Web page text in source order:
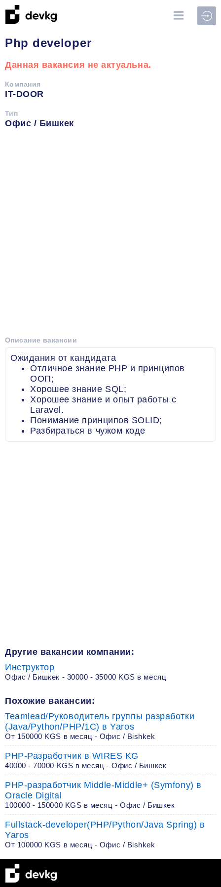
Php developer
Данная вакансия не актуальна.
Компания
IT-DOOR
Тип
Офис / Бишкек
Описание вакансии
Ожидания от кандидата
Отличное знание PHP и принципов
ООП;
Хорошее знание SQL;
Хорошее знание и опыт работы с
Laravel.
Понимание принципов SOLID;
Разбираться в чужом коде
Похожие вакансии:
Teamlead/Руководитель группы разработки
(Java/Python/PHP/1C) в Yaros
От 150000 KGS в месяц - Офис / Bishkek
PHP-Разработчик в WIRES KG
40000 - 70000 KGS в месяц - Офис / Бишкек
PHP-разработчик Middle-Middle+ (Symfony) в
Oracle Digital
100000 - 150000 KGS в месяц - Офис / Бишкек
Fullstack-developer(PHP/Python/Java Spring) в
Yaros
От 100000 KGS в месяц - Офис / Bishkek
Другие вакансии компании:
Инструктор
Офис / Бишкек - 30000 - 35000 KGS в месяц